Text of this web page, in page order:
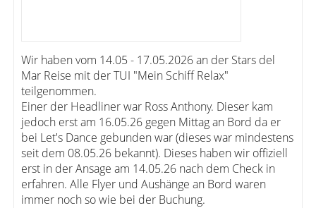
Wir haben vom 14.05 - 17.05.2026 an der Stars del
Mar Reise mit der TUI "Mein Schiff Relax"
teilgenommen.
Einer der Headliner war Ross Anthony. Dieser kam
jedoch erst am 16.05.26 gegen Mittag an Bord da er
bei Let's Dance gebunden war (dieses war mindestens
seit dem 08.05.26 bekannt). Dieses haben wir offiziell
erst in der Ansage am 14.05.26 nach dem Check in
erfahren. Alle Flyer und Aushänge an Bord waren
immer noch so wie bei der Buchung.